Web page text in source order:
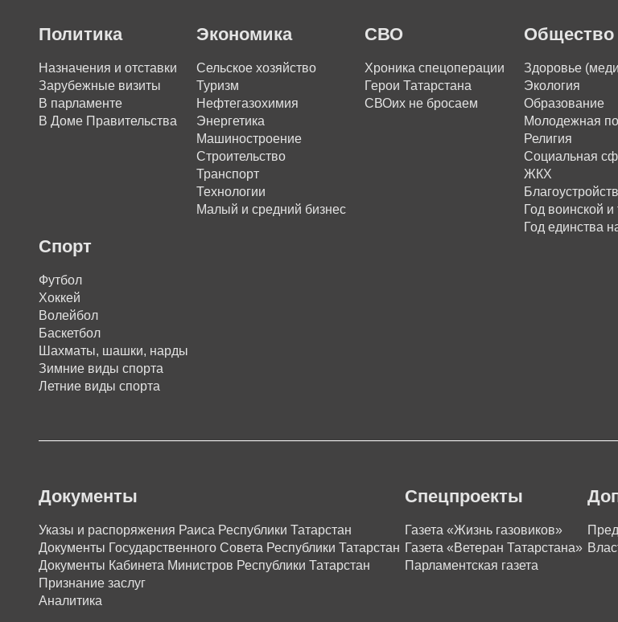
Политика
Назначения и отставки
Зарубежные визиты
В парламенте
В Доме Правительства
Экономика
Сельское хозяйство
Туризм
Нефтегазохимия
Энергетика
Машиностроение
Строительство
Транспорт
Технологии
Малый и средний бизнес
СВО
Хроника спецоперации
Герои Татарстана
СВОих не бросаем
Общество
Здоровье
Экология
Образование
Молодежная
Религия
Социальная
ЖКХ
Год воинской и
Год единства
Спорт
Футбол
Хоккей
Волейбол
Баскетбол
Шахматы, шашки, нарды
Зимние виды спорта
Летние виды спорта
Документы
Указы и распоряжения Раиса Республики Татарстан
Документы Государственного Совета Республики Татарстан
Документы Кабинета Министров Республики Татарстан
Признание заслуг
Аналитика
Спецпроекты
Газета «Жизнь газовиков»
Газета «Ветеран Татарстана»
Парламентская газета